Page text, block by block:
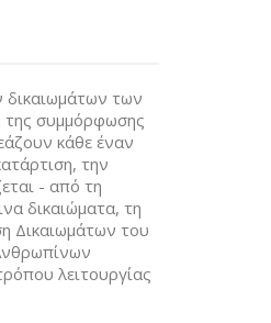
δικαιωμάτων των
της συμμόρφωσης
κάθε έναν
την
- από τη
δικαιώματα, τη
Δικαιωμάτων του
λειτουργίας